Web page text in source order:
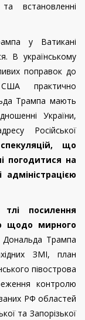
встановленні
у Ватикані
В українському
поправок до
практично
Трампа мають
України,
Російської
що
погодитися на
посилення
щодо мирного
Дональда Трампа
ЗМІ, план
півострова
контролю
РФ областей
та Запорізької